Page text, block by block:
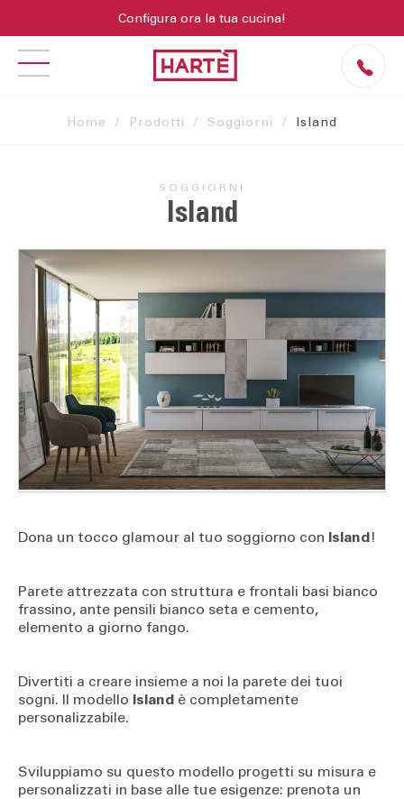
Configura ora la tua cucina!
Home Prodotti Soggiorni Island
SOGGIORNI
Island
Dona un tocco glamour al tuo soggiorno con Island !
Parete attrezzata con struttura e frontali basi bianco
frassino, ante pensili bianco seta e cemento,
elemento a giorno fango.
Divertiti a creare insieme a noi la parete dei tuoi
sogni. Il modello
Island è completamente
personalizzabile.
Sviluppiamo su questo modello progetti su misura e
personalizzati in base alle tue esigenze: prenota un